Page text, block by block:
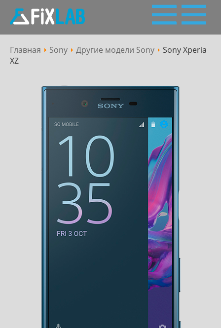
Сервісний
центр
Пн - Сб: 10:00 - 19:00
Главная Sony Другие модели Sony
Sony Xperia
XZ